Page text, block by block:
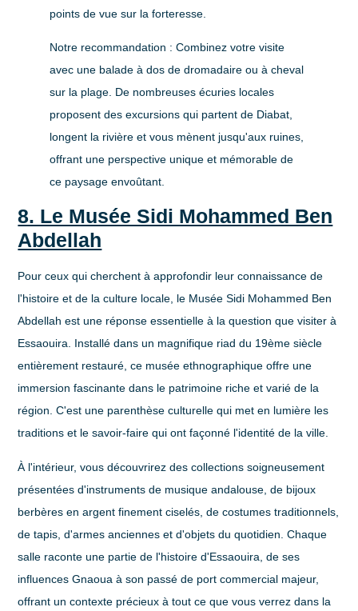
points de vue sur la forteresse.
Notre recommandation : Combinez votre visite
avec une balade à dos de dromadaire ou à cheval
sur la plage. De nombreuses écuries locales
proposent des excursions qui partent de Diabat,
longent la rivière et vous mènent jusqu'aux ruines,
offrant une perspective unique et mémorable de
ce paysage envoûtant.
8. Le Musée Sidi Mohammed Ben
Abdellah
Pour ceux qui cherchent à approfondir leur connaissance de
l'histoire et de la culture locale, le Musée Sidi Mohammed Ben
Abdellah est une réponse essentielle à la questionque visiter à
Essaouira. Installé dans un magnifique riad du 19ème siècle
entièrement restauré, ce musée ethnographique offre une
immersion fascinante dans le patrimoine riche et varié de la
région. C'est une parenthèse culturelle qui met en lumière les
traditions et le savoir-faire qui ont façonné l'identité de la ville.
À l'intérieur, vous découvrirez des collections soigneusement
présentées d'instruments de musique andalouse, de bijoux
berbères en argent finement ciselés, de costumes traditionnels,
de tapis, d'armes anciennes et d'objets du quotidien. Chaque
salle raconte une partie de l'histoire d'Essaouira, de ses
influences Gnaoua à son passé de port commercial majeur,
offrant un contexte précieux à tout ce que vous verrez dans la